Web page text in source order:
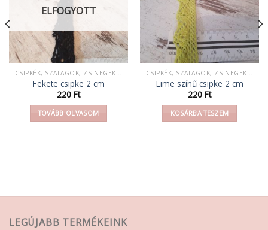
ELFOGYOTT
Fekete csipke 2 cm
220 Ft
TOVÁBB OLVASOM
Lime színű csipke 2 cm
220 Ft
KOSÁRBA TESZEM
LEGÚJABB TERMÉKEINK